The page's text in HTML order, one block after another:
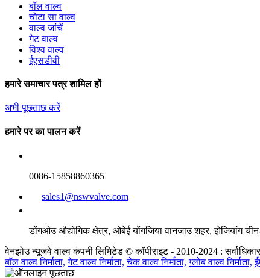
बॉल वाल्व
चोटा सा वाल्व
वाल्व जांचें
गेट वाल्व
विश्व वाल्व
ईएसडीवी
हमारे समाचार पत्र शामिल हों
अभी पूछताछ करें
हमारे पर का पालन करें
0086-15858860365
sales1@nswvalve.com
डोंगओउ औद्योगिक क्षेत्र, ओबेई योंगजिया वानजाउ शहर, झेजियांग
वेनझोउ न्यूजवे वाल्व कंपनी लिमिटेड © कॉपीराइट - 2010-2024 :
बॉल वाल्व निर्माता, गेट वाल्व निर्माता, चेक वाल्व निर्माता, ग्लोब वाल्व निर्माता,